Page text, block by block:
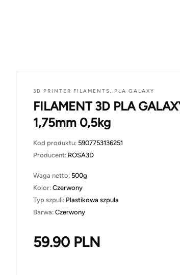
3D PRINTER FILAMENTS, PLA GALAXY
FILAMENT 3D PLA
1,75mm 0,5kg
Kod produktu: 5907753136251
Producent: ROSA3D
Waga netto: 500g
Kolor: Czerwony
Typ szpuli: Plastikowa szpula
Barwa: Czerwony
59.90 PLN